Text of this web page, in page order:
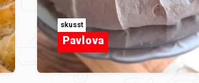
skusst
Pavlova